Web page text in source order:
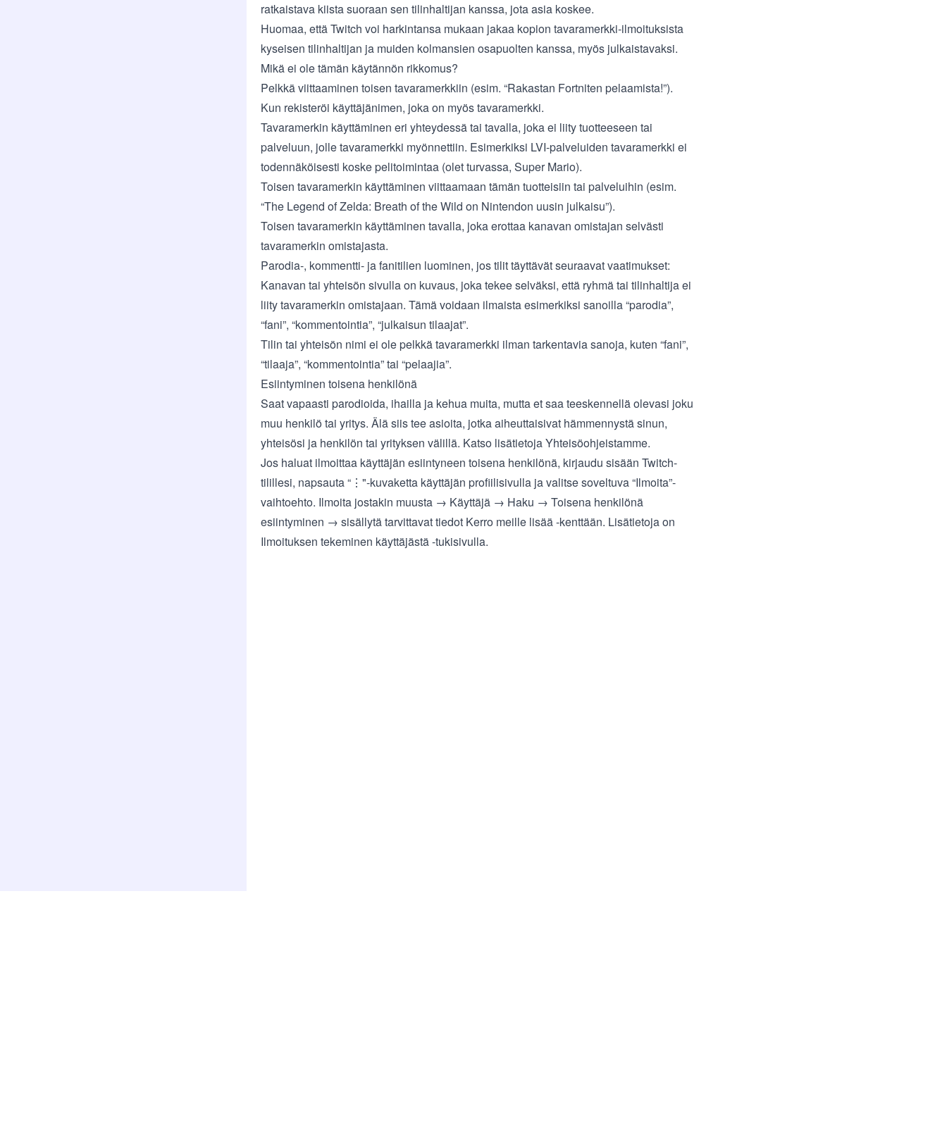
ratkaistava kiista suoraan sen tilinhaltijan kanssa, jota asia koskee.
Huomaa, että Twitch voi harkintansa mukaan jakaa kopion tavaramerkki-ilmoituksista
kyseisen tilinhaltijan ja muiden kolmansien osapuolten kanssa, myös julkaistavaksi.
Mikä ei ole tämän käytännön rikkomus?
Pelkkä viittaaminen toisen tavaramerkkiin (esim. “Rakastan Fortniten pelaamista!”).
Kun rekisteröi käyttäjänimen, joka on myös tavaramerkki.
Tavaramerkin käyttäminen eri yhteydessä tai tavalla, joka ei liity tuotteeseen tai
palveluun, jolle tavaramerkki myönnettiin. Esimerkiksi LVI-palveluiden tavaramerkki ei
todennäköisesti koske pelitoimintaa (olet turvassa, Super Mario).
Toisen tavaramerkin käyttäminen viittaamaan tämän tuotteisiin tai palveluihin (esim.
“The Legend of Zelda: Breath of the Wild on Nintendon uusin julkaisu”).
Toisen tavaramerkin käyttäminen tavalla, joka erottaa kanavan omistajan selvästi
tavaramerkin omistajasta.
Parodia-, kommentti- ja fanitilien luominen, jos tilit täyttävät seuraavat vaatimukset:
Kanavan tai yhteisön sivulla on kuvaus, joka tekee selväksi, että ryhmä tai tilinhaltija ei
liity tavaramerkin omistajaan. Tämä voidaan ilmaista esimerkiksi sanoilla “parodia”,
“fani”, “kommentointia”, “julkaisun tilaajat”.
Tilin tai yhteisön nimi ei ole pelkkä tavaramerkki ilman tarkentavia sanoja, kuten “fani”,
“tilaaja”, “kommentointia” tai “pelaajia”.
Esiintyminen toisena henkilönä
Saat vapaasti parodioida, ihailla ja kehua muita, mutta et saa teeskennellä olevasi joku
muu henkilö tai yritys. Älä siis tee asioita, jotka aiheuttaisivat hämmennystä sinun,
yhteisösi ja henkilön tai yrityksen välillä. Katso lisätietojaYhteisöohjeistamme.
Jos haluat ilmoittaa käyttäjän esiintyneen toisena henkilönä, kirjaudu sisään Twitch-
tilillesi, napsauta “⋮"-kuvaketta käyttäjän profiilisivulla ja valitse soveltuva “Ilmoita”-
vaihtoehto. Ilmoita jostakin muusta → Käyttäjä → Haku → Toisena henkilönä
esiintyminen → sisällytä tarvittavat tiedot Kerro meille lisää -kenttään. Lisätietoja on
Ilmoituksen tekeminen käyttäjästä-tukisivulla.